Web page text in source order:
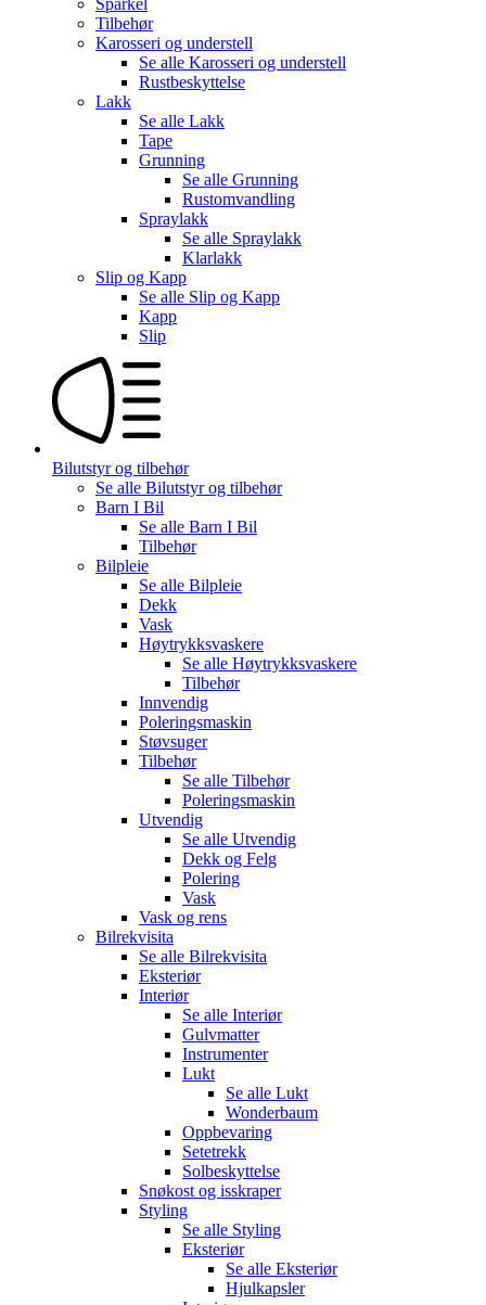
Tilbehør
Karosseri og understell
Se alle Karosseri og understell
Rustbeskyttelse
Lakk
Se alle Lakk
Tape
Grunning
Se alle Grunning
Rustomvandling
Spraylakk
Se alle Spraylakk
Klarlakk
Slip og Kapp
Se alle Slip og Kapp
Kapp
Slip
Bilutstyr og tilbehør
Se alle Bilutstyr og tilbehør
Barn I Bil
Se alle Barn I Bil
Tilbehør
Bilpleie
Se alle Bilpleie
Dekk
Vask
Høytrykksvaskere
Se alle Høytrykksvaskere
Tilbehør
Innvendig
Poleringsmaskin
Støvsuger
Tilbehør
Se alle Tilbehør
Poleringsmaskin
Utvendig
Se alle Utvendig
Dekk og Felg
Polering
Vask
Vask og rens
Bilrekvisita
Se alle Bilrekvisita
Eksteriør
Interiør
Se alle Interiør
Gulvmatter
Instrumenter
Lukt
Se alle Lukt
Wonderbaum
Oppbevaring
Setetrekk
Solbeskyttelse
Snøkost og isskraper
Styling
Se alle Styling
Eksteriør
Se alle Eksteriør
Hjulkapsler